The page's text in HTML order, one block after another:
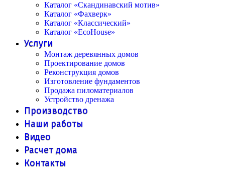
Каталог «Скандинавский мотив»
Каталог «Фахверк»
Каталог «Классический»
Каталог «EcoHouse»
Услуги
Монтаж деревянных домов
Проектирование домов
Реконструкция домов
Изготовление фундаментов
Продажа пиломатериалов
Устройство дренажа
Производство
Наши работы
Видео
Расчет дома
Контакты